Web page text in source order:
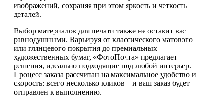
изображений, сохраняя при этом яркость и четкость
деталей.
Выбор материалов для печати также не оставит вас
равнодушными. Варьируя от классического матового
или глянцевого покрытия до премиальных
художественных бумаг, «ФотоПочта» предлагает
решения, идеально подходящие под любой интерьер.
Процесс заказа рассчитан на максимальное удобство и
скорость: всего несколько кликов – и ваш заказ будет
отправлен к выполнению.